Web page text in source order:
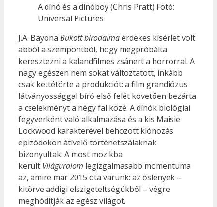
A dínó és a dínóboy (Chris Pratt) Fotó:
Universal Pictures
J.A. Bayona Bukott birodalmaérdekes kísérlet volt
abból a szempontból, hogy megpróbálta
keresztezni a kalandfilmes zsánert a horrorral. A
nagy egészen nem sokat változtatott, inkább
csak kettétörte a produkciót: a film grandiózus
látványossággal bíró első felét követően bezárta
a cselekményt a négy fal közé. A dínók biológiai
fegyverként való alkalmazása és a kis Maisie
Lockwood karakterével behozott klónozás
epizódokon átívelő történetszálaknak
bizonyultak. A most mozikba
került Világuralom legizgalmasabb momentuma
az, amire már 2015 óta várunk: az őslények –
kitörve addigi elszigeteltségükből – végre
meghódítják az egész világot.